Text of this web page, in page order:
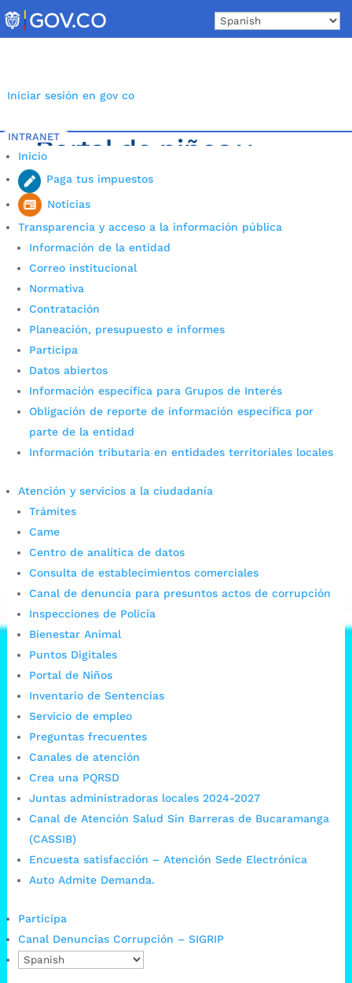
to
content
Iniciar sesión en gov co
INTRANET
Inicio
Paga tus impuestos
Noticias
Transparencia y acceso a la información pública
Información de la entidad
Correo institucional
Normativa
Contratación
Planeación, presupuesto e informes
Participa
Datos abiertos
Información específica para Grupos de Interés
Obligación de reporte de información específica por
parte de la entidad
Información tributaria en entidades territoriales locales
Atención y servicios a la ciudadanía
Trámites
Came
Centro de analítica de datos
Consulta de establecimientos comerciales
Canal de denuncia para presuntos actos de corrupción
Inspecciones de Policía
Bienestar Animal
Puntos Digitales
Portal de Niños
Inventario de Sentencias
Servicio de empleo
Preguntas frecuentes
Canales de atención
Crea una PQRSD
Juntas administradoras locales 2024-2027
Canal de Atención Salud Sin Barreras de Bucaramanga
(CASSIB)
Encuesta satisfacción – Atención Sede Electrónica
Auto Admite Demanda.
Participa
Canal Denuncias Corrupción – SIGRIP
Portal de niños y
niñas
Mi ciudad
Ludotecas
Casa Búho
Me protegen
Oferta Institucional
Política Pública
Rendición de Cuentas
Me protegen
Rendición de Cuentas